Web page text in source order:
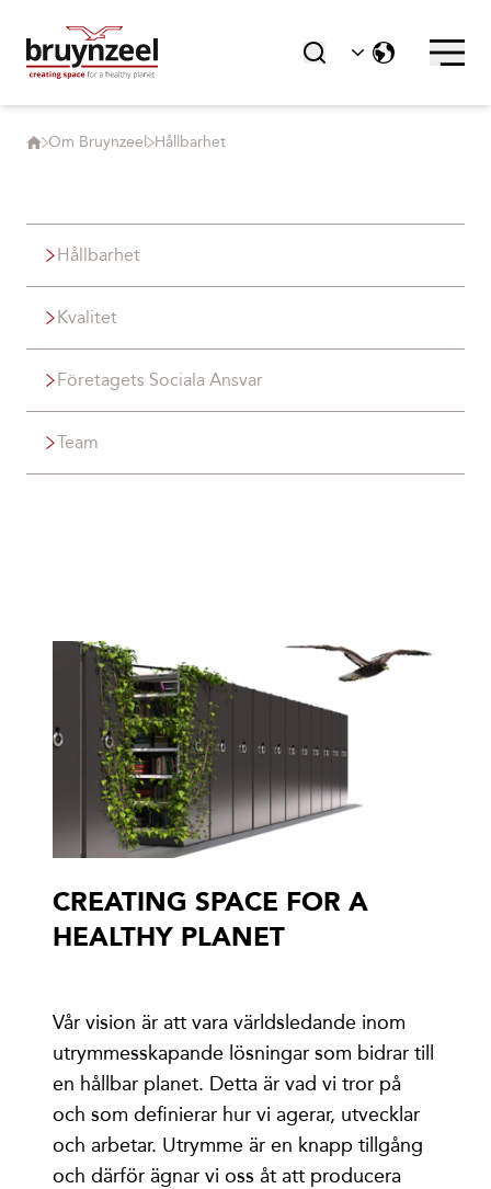
Om Bruynzeel Hållbarhet
Hållbarhet
Kvalitet
Företagets Sociala Ansvar
Team
CREATING SPACE FOR A
HEALTHY PLANET
Vår vision är att vara världsledande inom
utrymmesskapande lösningar som bidrar till
en hållbar planet. Detta är vad vi tror på
och som definierar hur vi agerar, utvecklar
och arbetar. Utrymme är en knapp tillgång
och därför ägnar vi oss åt att producera